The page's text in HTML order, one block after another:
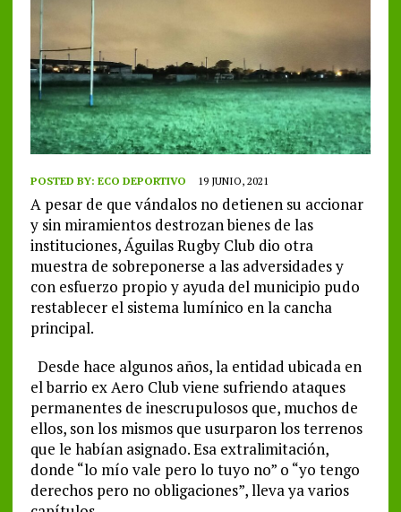
POSTED BY: ECO DEPORTIVO 19 JUNIO, 2021
A pesar de que vándalos no detienen su accionar
y sin miramientos destrozan bienes de las
instituciones, Águilas Rugby Club dio otra
muestra de sobreponerse a las adversidades y
con esfuerzo propio y ayuda del municipio pudo
restablecer el sistema lumínico en la cancha
principal.
Desde hace algunos años, la entidad ubicada en
el barrio ex Aero Club viene sufriendo ataques
permanentes de inescrupulosos que, muchos de
ellos, son los mismos que usurparon los terrenos
que le habían asignado. Esa extralimitación,
donde “lo mío vale pero lo tuyo no” o “yo tengo
derechos pero no obligaciones”, lleva ya varios